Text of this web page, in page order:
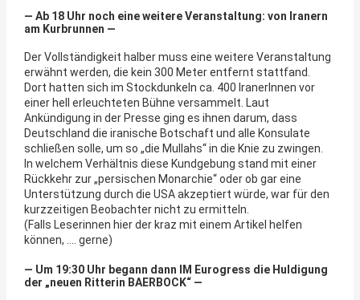
— Ab 18 Uhr noch eine weitere Veranstaltung: von Iranern
am Kurbrunnen —
Der Vollständigkeit halber muss eine weitere Veranstaltung
erwähnt werden, die kein 300 Meter entfernt stattfand.
Dort hatten sich im Stockdunkeln ca. 400 IranerInnen vor
einer hell erleuchteten Bühne versammelt. Laut
Ankündigung in der Presse ging es ihnen darum, dass
Deutschland die iranische Botschaft und alle Konsulate
schließen solle, um so „die Mullahs“ in die Knie zu zwingen.
In welchem Verhältnis diese Kundgebung stand mit einer
Rückkehr zur „persischen Monarchie“ oder ob gar eine
Unterstützung durch die USA akzeptiert würde, war für den
kurzzeitigen Beobachter nicht zu ermitteln.
(Falls Leserinnen hier der kraz mit einem Artikel helfen
können, …. gerne)
— Um 19:30 Uhr begann dann IM Eurogress die Huldigung
der „neuen Ritterin BAERBOCK“ —